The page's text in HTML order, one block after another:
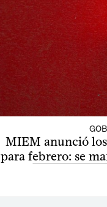
MIEM anunció
para febrero: se